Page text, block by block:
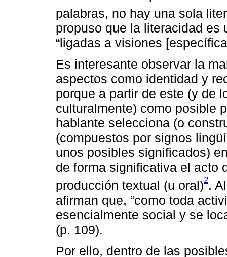
palabras, no hay una sola
propuso que la literacidad
“ligadas a visiones
Es interesante observar la
aspectos como identidad y
porque a partir de este (y de
culturalmente) como posible
hablante selecciona (o
(compuestos por signos
unos posibles significados)
de forma significativa el acto
producción textual (u oral)2.
afirman que, “como toda
esencialmente social y se
(p. 109).
Por ello, dentro de las